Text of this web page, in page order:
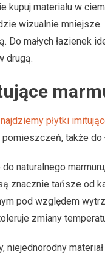
kupuj materiału w
wizualnie mniejsze.
Do małych łazienek
drugą.
płytki
także do
naturalnego
znacznie tańsze od
pod względem
zmiany
niejednorodny